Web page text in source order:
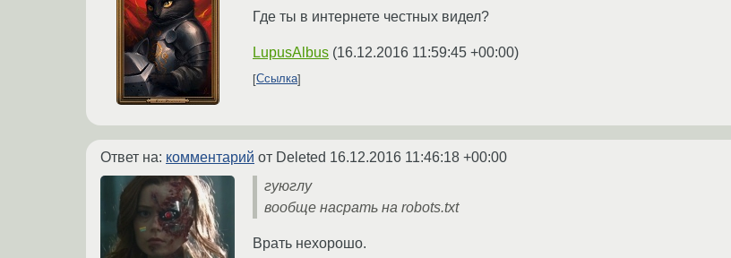
Где ты в интернете честных видел?
LupusAlbus (16.12.2016 11:59:45 +00:00)
Ссылка
Ответ на: комментарий от Deleted 16.12.2016 11:46:18 +00:00
гуюглу
вообще насрать на robots.txt
Врать нехорошо.